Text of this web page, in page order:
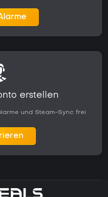
erstellen
und Steam-Sync frei